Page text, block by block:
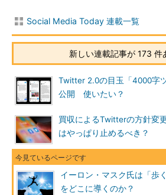
Social Media Today 連載一覧
新しい連載記事が 173 件
Twitter 2.0の目玉「4000字
公開 使いたい？
買収によるTwitterの方針変
はやっぱり止めるべき？
イーロン・マスク氏は「
をどこに導くのか？